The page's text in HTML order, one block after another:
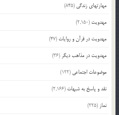
مهارتهای زندگی (845)
مهدویت (2,150)
مهدویت در قرآن و روایات (47)
مهدویت در مذاهب دیگر (36)
موضوعات اجتماعی (122)
نقد و پاسخ به شبهات (2,166)
نماز (225)